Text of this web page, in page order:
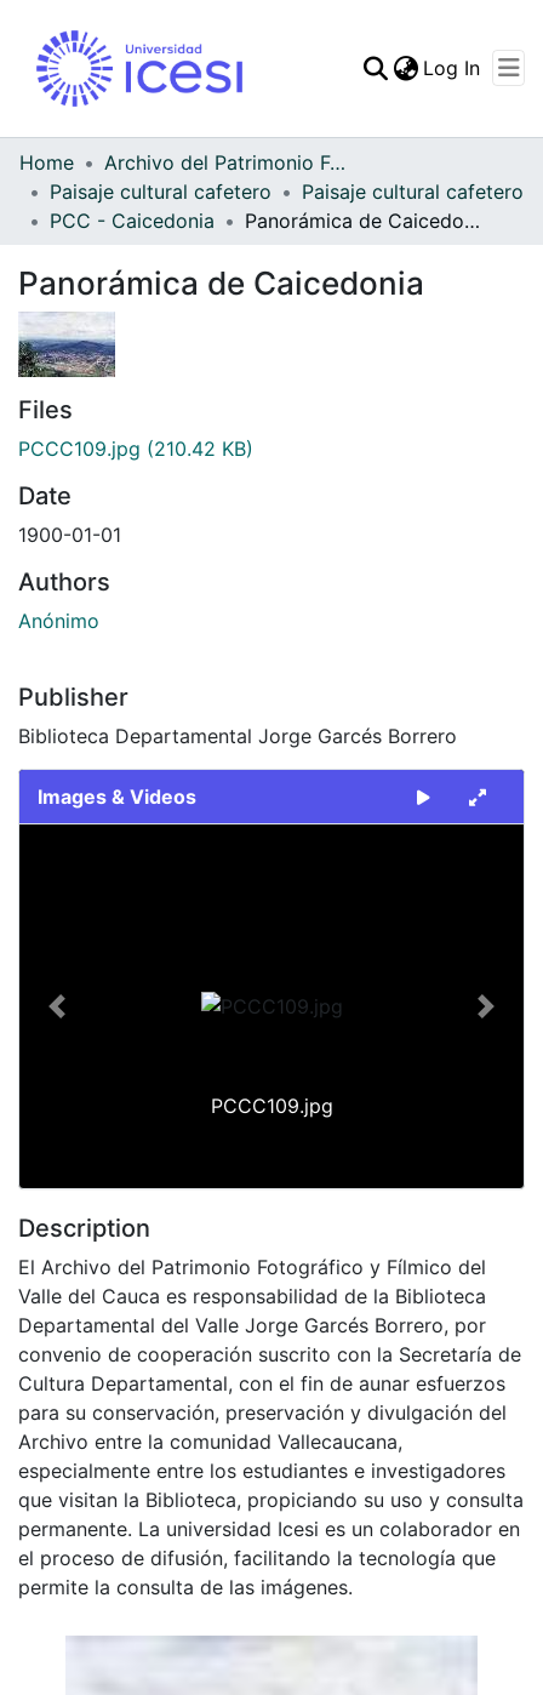
Statistics
Log In
Home
Archivo del Patrimonio Fotográfico y Fílmico del Valle del Cauca
Paisaje cultural cafetero
Paisaje cultural cafetero
PCC - Caicedonia
Panorámica de Caicedonia
Panorámica de Caicedonia
Files
PCCC109.jpg (210.42 KB)
Date
1900-01-01
Authors
Anónimo
Publisher
Biblioteca Departamental Jorge Garcés Borrero
Images & Videos
PCCC109.jpg
Previous Next
Description
El Archivo del Patrimonio Fotográfico y Fílmico del
Valle del Cauca es responsabilidad de la Biblioteca
Departamental del Valle Jorge Garcés Borrero, por
convenio de cooperación suscrito con la Secretaría de
Cultura Departamental, con el fin de aunar esfuerzos
para su conservación, preservación y divulgación del
Archivo entre la comunidad Vallecaucana,
especialmente entre los estudiantes e investigadores
que visitan la Biblioteca, propiciando su uso y consulta
permanente. La universidad Icesi es un colaborador en
el proceso de difusión, facilitando la tecnología que
permite la consulta de las imágenes.